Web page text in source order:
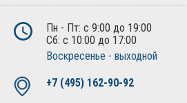
Пн - Пт: с 9:00 до 19:00
Сб: с 10:00 до 17:00
Воскресенье - выходной
+7 (495) 162-90-92